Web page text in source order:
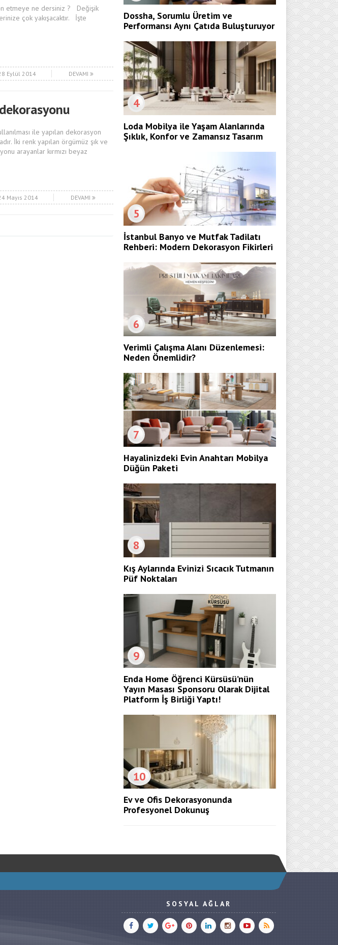
etmeye ne dersiniz ? Değişik
çok yakışacaktır. İşte
Eylül 2014 DEVAMI
ile yapılan dekorasyon
İki renk yapılan örgümüz şık ve
arayanlar kırmızı beyaz
Mayıs 2014 DEVAMI
Dossha, Sorumlu Üretim ve
Performansı Aynı Çatıda Buluşturuyor
4
Loda Mobilya ile Yaşam Alanlarında
Şıklık, Konfor ve Zamansız Tasarım
5
İstanbul Banyo ve Mutfak Tadilatı
Rehberi: Modern Dekorasyon Fikirleri
6
Verimli Çalışma Alanı Düzenlemesi:
Neden Önemlidir?
7
Hayalinizdeki Evin Anahtarı Mobilya
Düğün Paketi
8
Kış Aylarında Evinizi Sıcacık Tutmanın
Püf Noktaları
9
Enda Home Öğrenci Kürsüsü’nün
Yayın Masası Sponsoru Olarak Dijital
Platform İş Birliği Yaptı!
10
Ev ve Ofis Dekorasyonunda
Profesyonel Dokunuş
SOSYAL AĞLAR